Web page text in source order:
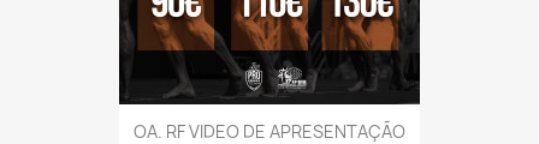
OA. RF VIDEO DE APRESENTAÇÃO